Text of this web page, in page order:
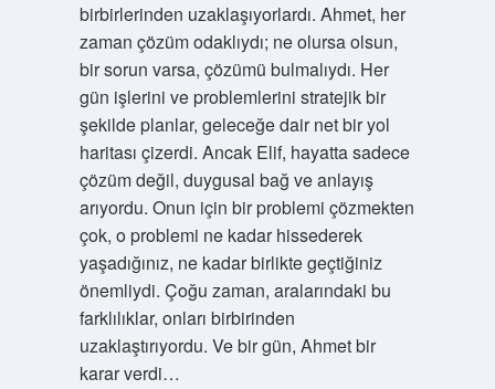
birbirlerinden uzaklaşıyorlardı. Ahmet, her
zaman çözüm odaklıydı; ne olursa olsun,
bir sorun varsa, çözümü bulmalıydı. Her
gün işlerini ve problemlerini stratejik bir
şekilde planlar, geleceğe dair net bir yol
haritası çizerdi. Ancak Elif, hayatta sadece
çözüm değil, duygusal bağ ve anlayış
arıyordu. Onun için bir problemi çözmekten
çok, o problemi ne kadar hissederek
yaşadığınız, ne kadar birlikte geçtiğiniz
önemliydi. Çoğu zaman, aralarındaki bu
farklılıklar, onları birbirinden
uzaklaştırıyordu. Ve bir gün, Ahmet bir
karar verdi…